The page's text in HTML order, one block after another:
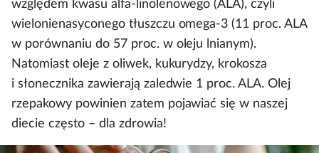
względem kwasu alfa-linolenowego (ALA), czyli
wielonienasyconego tłuszczu omega-3 (11 proc. ALA
w porównaniu do 57 proc. w oleju lnianym).
Natomiast oleje z oliwek, kukurydzy, krokosza
i słonecznika zawierają zaledwie 1 proc. ALA. Olej
rzepakowy powinien zatem pojawiać się w naszej
diecie często – dla zdrowia!